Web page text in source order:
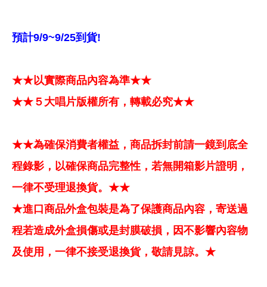
預計9/9~9/25到貨!
★★以實際商品內容為準★★
★★５大唱片版權所有，轉載必究★★
★★為確保消費者權益，商品拆封前請一鏡到底全
程錄影，以確保商品完整性，若無開箱影片證明，
一律不受理退換貨。★★
★進口商品外盒包裝是為了保護商品內容，寄送過
程若造成外盒損傷或是封膜破損，因不影響內容物
及使用，一律不接受退換貨，敬請見諒。★